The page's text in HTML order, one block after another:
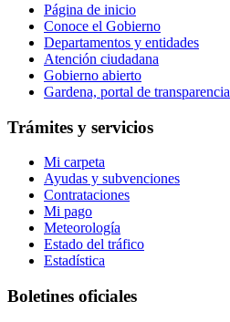
Página de inicio
Conoce el Gobierno
Departamentos y entidades
Atención ciudadana
Gobierno abierto
Gardena, portal de transparencia
Trámites y servicios
Mi carpeta
Ayudas y subvenciones
Contrataciones
Mi pago
Meteorología
Estado del tráfico
Estadística
Boletines oficiales